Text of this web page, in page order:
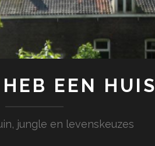
EEN HUIS
jungle en levenskeuzes